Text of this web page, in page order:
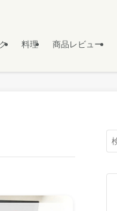
料理 商品レビュー